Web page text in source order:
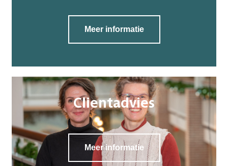
Meer informatie
Clientadvies
Meer informatie